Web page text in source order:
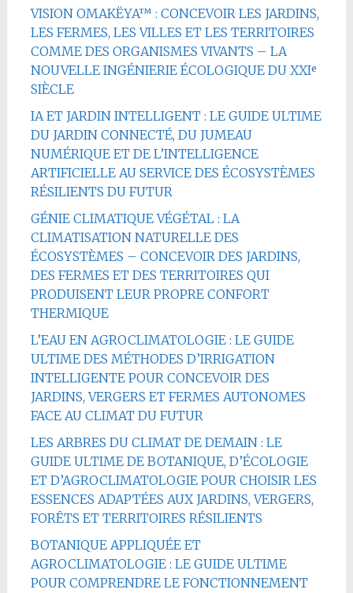
VISION OMAKËYA™ : CONCEVOIR LES JARDINS,
LES FERMES, LES VILLES ET LES TERRITOIRES
COMME DES ORGANISMES VIVANTS – LA
NOUVELLE INGÉNIERIE ÉCOLOGIQUE DU XXIᵉ
SIÈCLE
IA ET JARDIN INTELLIGENT : LE GUIDE ULTIME
DU JARDIN CONNECTÉ, DU JUMEAU
NUMÉRIQUE ET DE L’INTELLIGENCE
ARTIFICIELLE AU SERVICE DES ÉCOSYSTÈMES
RÉSILIENTS DU FUTUR
GÉNIE CLIMATIQUE VÉGÉTAL : LA
CLIMATISATION NATURELLE DES
ÉCOSYSTÈMES – CONCEVOIR DES JARDINS,
DES FERMES ET DES TERRITOIRES QUI
PRODUISENT LEUR PROPRE CONFORT
THERMIQUE
L’EAU EN AGROCLIMATOLOGIE : LE GUIDE
ULTIME DES MÉTHODES D’IRRIGATION
INTELLIGENTE POUR CONCEVOIR DES
JARDINS, VERGERS ET FERMES AUTONOMES
FACE AU CLIMAT DU FUTUR
LES ARBRES DU CLIMAT DE DEMAIN : LE
GUIDE ULTIME DE BOTANIQUE, D’ÉCOLOGIE
ET D’AGROCLIMATOLOGIE POUR CHOISIR LES
ESSENCES ADAPTÉES AUX JARDINS, VERGERS,
FORÊTS ET TERRITOIRES RÉSILIENTS
BOTANIQUE APPLIQUÉE ET
AGROCLIMATOLOGIE : LE GUIDE ULTIME
POUR COMPRENDRE LE FONCTIONNEMENT